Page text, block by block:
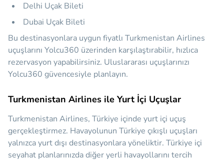
Delhi Uçak Bileti
Dubai Uçak Bileti
Bu destinasyonlara uygun fiyatlı Turkmenistan Airlines
uçuşlarını Yolcu360 üzerinden karşılaştırabilir, hızlıca
rezervasyon yapabilirsiniz. Uluslararası uçuşlarınızı
Yolcu360 güvencesiyle planlayın.
Turkmenistan Airlines ile Yurt İçi Uçuşlar
Turkmenistan Airlines, Türkiye içinde yurt içi uçuş
gerçekleştirmez. Havayolunun Türkiye çıkışlı uçuşları
yalnızca yurt dışı destinasyonlara yöneliktir. Türkiye içi
seyahat planlarınızda diğer yerli havayollarını tercih